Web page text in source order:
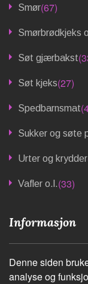
Smør(67)
Smørbrødkjeks
Søt gjærbakst
Søt kjeks(27)
Spedbarnsmat
Sukker og søte
Urter og krydder
Vafler o.l.(33)
Informasjon
Denne siden
analyse og